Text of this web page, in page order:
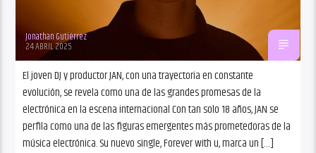
Jonathan Gutiérrez
24 ABRIL 2025
El joven DJ y productor JAN, con una trayectoria en constante
evolución, se revela como una de las grandes promesas de la
electrónica en la escena internacional Con tan solo 18 años, JAN se
perfila como una de las figuras emergentes más prometedoras de la
música electrónica. Su nuevo single, Forever with u, marca un […]